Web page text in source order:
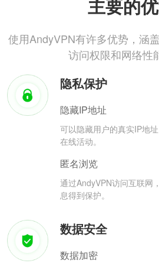
主要的
使用AndyVPN有许多优势，涵
访问权限和网络性
隐私保护
隐藏IP地址
可以隐藏用户的真实IP地
在线活动。
匿名浏览
通过AndyVPN访问互联网
息得到保护。
数据安全
数据加密